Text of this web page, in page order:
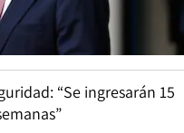
“Se ingresarán 15